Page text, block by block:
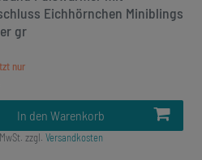
Eichhörnchen Miniblings
gr
In den Warenkorb
zzgl. Versandkosten